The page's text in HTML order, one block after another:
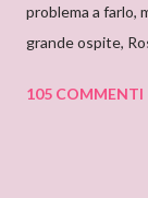
problema a farlo,
grande ospite,
sensazione non
105 COMMENTI